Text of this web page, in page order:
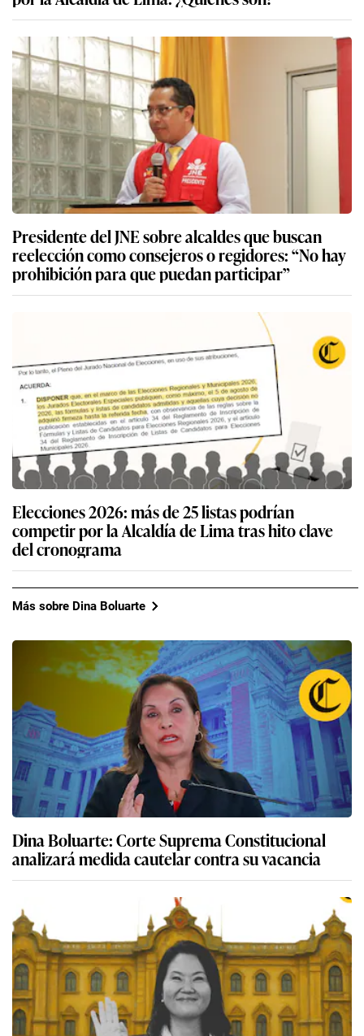
Presidente del JNE sobre alcaldes que buscan
reelección como consejeros o regidores: “No hay
prohibición para que puedan participar”
Elecciones 2026: más de 25 listas podrían
competir por la Alcaldía de Lima tras hito clave
del cronograma
Más sobre Dina Boluarte
Dina Boluarte: Corte Suprema Constitucional
analizará medida cautelar contra su vacancia